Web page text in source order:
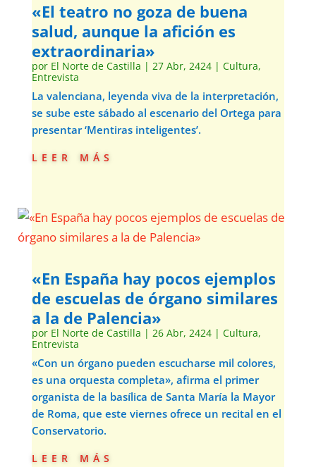
«El teatro no goza de buena
salud, aunque la afición es
extraordinaria»
por El Norte de Castilla | 27 Abr, 2424| Cultura,
Entrevista
La valenciana, leyenda viva de la interpretación,
se sube este sábado al escenario del Ortega para
presentar ‘Mentiras inteligentes’.
leer más
«En España hay pocos ejemplos
de escuelas de órgano similares
a la de Palencia»
por El Norte de Castilla | 26 Abr, 2424| Cultura,
Entrevista
«Con un órgano pueden escucharse mil colores,
es una orquesta completa», afirma el primer
organista de la basílica de Santa María la Mayor
de Roma, que este viernes ofrece un recital en el
Conservatorio.
leer más